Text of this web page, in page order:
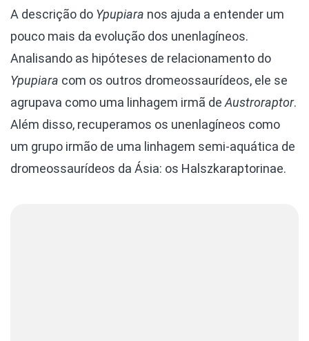
A descrição do Ypupiara nos ajuda a entender um
pouco mais da evolução dos unenlagíneos.
Analisando as hipóteses de relacionamento do
Ypupiara com os outros dromeossaurídeos, ele se
agrupava como uma linhagem irmã de Austroraptor.
Além disso, recuperamos os unenlagíneos como
um grupo irmão de uma linhagem semi-aquática de
dromeossaurídeos da Ásia: os Halszkaraptorinae.